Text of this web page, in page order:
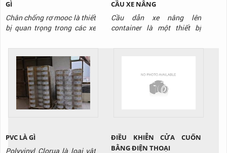
GÌ
Chân chống rơ mooc là thiết
bị quan trọng trong các xe
nâng đỡ cho thùng xe và
làm thiết bị nâng đỡ cho quá
trình chuyển đổi đầu xe, trao
đổi vận hành, trao đổi hàng
hóa hay là bảo trì bảo
dưỡng. Nó hoạt động bởi
chơ chế nâng hạ bởi bánh
CẦU XE NÂNG
Cầu dẫn xe nâng lên
container là một thiết bị
phổ biến ở nhiều kho xưởng.
phải ai cũng biết cách sử
dụng đúng để đảm bảo an
PVC LÀ GÌ
Polyvinyl Clorua là loại vật
ĐIỀU KHIỄN CỬA CUỐN
BẰNG ĐIỆN THOẠI